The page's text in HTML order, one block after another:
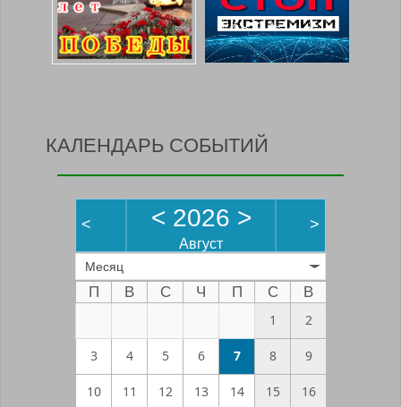
КАЛЕНДАРЬ СОБЫТИЙ
< < 2026 >
Август
>
Месяц
П В С Ч П С
В
1
2
3 4 5 6 7 8 9
10 11 12 13 14 15 16